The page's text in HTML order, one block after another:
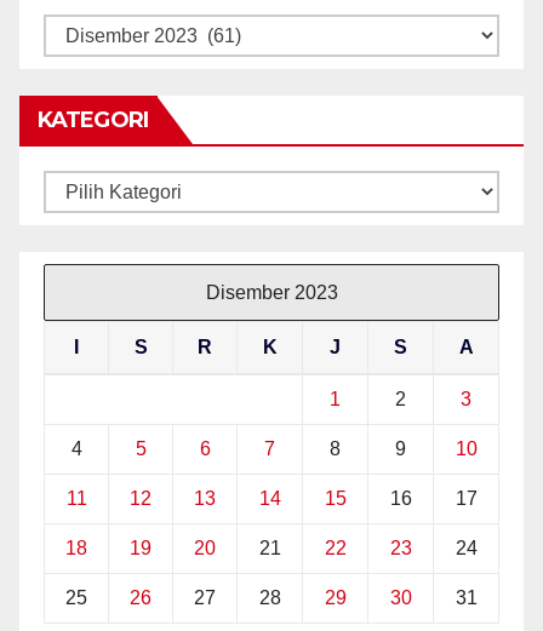
ARKIB
KATEGORI
Kategori
Disember 2023
S R K J S A
1 2 3
4 5 6 7 8 9 10
11 12 13 14 15 16 17
18 19 20 21 22 23 24
25 26 27 28 29 30 31